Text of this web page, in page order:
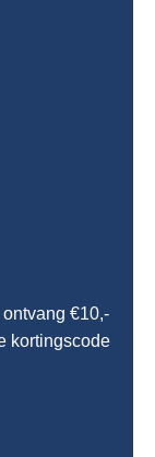
€10,-
kortingscode